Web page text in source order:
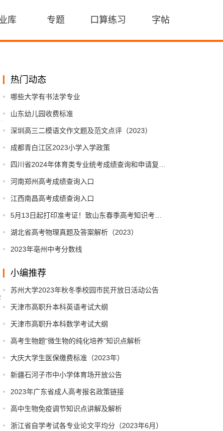
库 专题 口算练习 字帖
热门动态
哪些大学有书法学专业
山东幼儿园收费标准
深圳高三二模语文作文题及范文点评（2023）
成都青白江区2023小学入学政策
河南郑州高考成绩查询入口
江西南昌高考成绩查询入口
湖北省高考物理真题及答案解析（2023）
2023年亳州中考分数线
小编推荐
苏州大学2023年秋冬季校园市民开放日活动公告
天津市高职升本科英语考试大纲
天津市高职升本科数学考试大纲
高考生物题“微生物的纯化培养”知识点解析
大庆大学生医保缴费标准（2023年）
新疆石河子市中小学体育场开放公告
2023年广东省成人高考报名政策链接
高中生物免疫调节知识点讲解及解析
浙江省自学考试各专业论文平均分（2023年6月）